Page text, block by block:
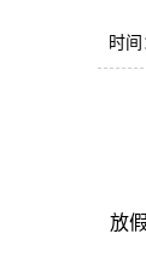
时
放